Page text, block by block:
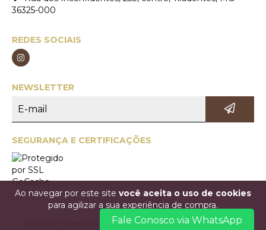
Ao navegar por este site você aceita o uso de cookies
para agilizar a sua experiência de compra.
36325-000
REDES SOCIAIS
NEWSLETTER
SEGURANÇA E CERTIFICAÇÕES
COPYRIGHT COMERCIO DE MÓVEIS MARCENARIA TIRADENTES LTDA. -
Fale Conosco via WhatsApp